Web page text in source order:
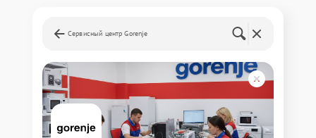
Сервисный центр Gorenje